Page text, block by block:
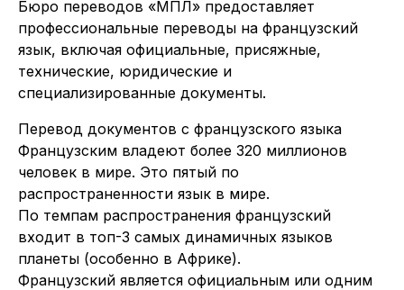
Бюро переводов «МПЛ» предоставляет
профессиональные переводы на французский
язык, включая официальные, присяжные,
технические, юридические и
специализированные документы.
Перевод документов с французского языка
Французским владеют более 320 миллионов
человек в мире. Это пятый по
распространенности язык в мире.
По темпам распространения французский
входит в топ-3 самых динамичных языков
планеты (особенно в Африке).
Французский является официальным или одним